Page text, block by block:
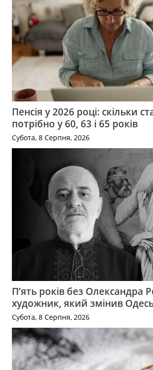
Пенсія у 2026 році: скільки
потрібно у 60, 63 і 65 років
Субота, 8 Серпня, 2026
П’ять років без Олександра
художник, який змінив
Субота, 8 Серпня, 2026